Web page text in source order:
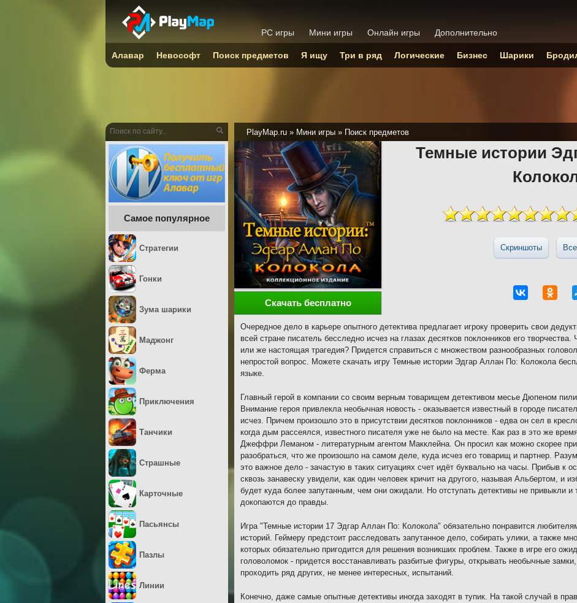
PlayMap.ru » Мини игры » Поиск предметов
Темные истории
Скриншоты
Скачать бесплатно
Очередное дело в карьере опытного детектива предлагает игроку проверить свои
всей стране писатель бесследно исчез на глазах десятков поклонников его
или же настоящая трагедия? Придется справиться с множеством разнообразных
непростой вопрос. Можете скачать игру Темные истории Эдгар Аллан По: Колокола
языке.
Главный герой в компании со своим верным товарищем детективом месье Дюпеном пили
Внимание героя привлекла необычная новость - оказывается известный в городе
исчез. Причем произошло это в присутствии десятков поклонников - едва он сел в
когда дым рассеялся, известного писателя уже не было на месте. Как раз в это же
Джеффри Леманом - литературным агентом Макклейна. Он просил как можно скорее
разобраться, что же произошло на самом деле, куда исчез его товарищ и партнер.
это важное дело - зачастую в таких ситуациях счет идёт буквально на часы. Прибыв к
сквозь занавеску увидели, как один человек кричит на другого, называя Альбертом, и
будет куда более запутанным, чем они ожидали. Но отступать детективы не привыкли и
докопаются до правды.
Игра "Темные истории 17 Эдгар Аллан По: Колокола" обязательно понравится
историй. Геймеру предстоит расследовать запутанное дело, собирать улики, а также
которых обязательно пригодится для решения возникших проблем. Также в игре его
головоломок - придется восстанавливать разбитые фигуры, открывать необычные
проходить ряд других, не менее интересных, испытаний.
Конечно, даже самые опытные детективы иногда заходят в тупик. На такой случай в
Самое популярное
Стратегии
Гонки
Зума шарики
Маджонг
Ферма
Приключения
Танчики
Страшные
Карточные
Пасьянсы
Пазлы
Линии
PC игры Мини игры Онлайн игры Дополнительно
Алавар Невософт Поиск предметов Я ищу Три в ряд Логические Бизнес Шарики